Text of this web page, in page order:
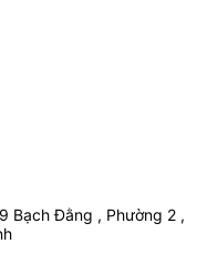
Bạch Đằng , Phường 2 ,